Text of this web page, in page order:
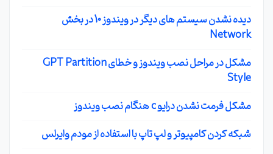
دیده نشدن سیستم های دیگر در ویندوز 10 در بخش
Network
مشکل در مراحل نصب ویندوز و خطای GPT Partition
Style
مشکل فرمت نشدن درایو c هنگام نصب ویندوز
شبکه کردن کامپیوتر و لپ تاپ با استفاده از مودم وایرلس